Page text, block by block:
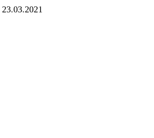
23.03.2021